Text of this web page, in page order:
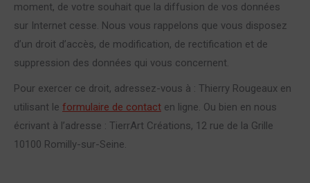
moment, de votre souhait que la diffusion de vos données
sur Internet cesse. Nous vous rappelons que vous disposez
d’un droit d’accès, de modification, de rectification et de
suppression des données qui vous concernent.
Pour exercer ce droit, adressez-vous à : Thierry Rougeaux en
utilisant le formulaire de contact en ligne. Ou bien en nous
écrivant à l’adresse : TierrArt Créations, 12 rue de la Grille
10100 Romilly-sur-Seine.